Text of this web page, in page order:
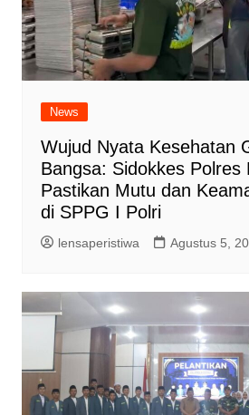
News
Wujud Nyata Kesehatan
Bangsa: Sidokkes Polres
Pastikan Mutu dan
di SPPG I Polri
lensaperistiwa Agustus 5,